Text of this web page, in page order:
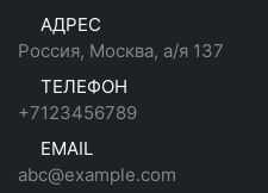
АДРЕС
Россия, Москва, а/я 137
ТЕЛЕФОН
+7123456789
EMAIL
abc@example.com